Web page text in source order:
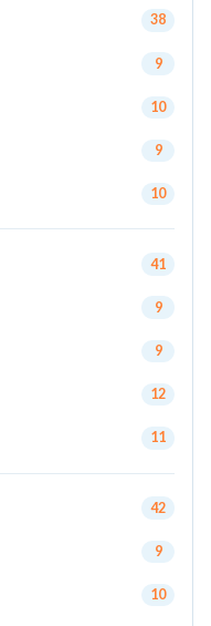
38
9
10
9
10
41
9
9
12
11
42
9
10